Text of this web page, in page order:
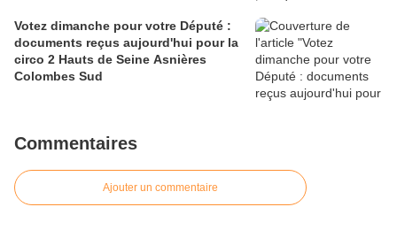
Votez dimanche pour votre Député :
documents reçus aujourd'hui pour la
circo 2 Hauts de Seine Asnières
Colombes Sud
Commentaires
Ajouter un commentaire